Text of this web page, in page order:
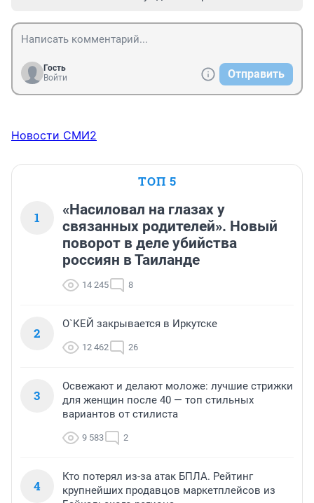
Гость
Войти
Отправить
Новости СМИ2
ТОП 5
1
«Насиловал на глазах у
связанных родителей». Новый
поворот в деле убийства
россиян в Таиланде
14 245 8
2
О`КЕЙ закрывается в Иркутске
12 462 26
3
Освежают и делают моложе: лучшие стрижки
для женщин после 40 — топ стильных
вариантов от стилиста
9 583 2
4
Кто потерял из-за атак БПЛА. Рейтинг
крупнейших продавцов маркетплейсов из